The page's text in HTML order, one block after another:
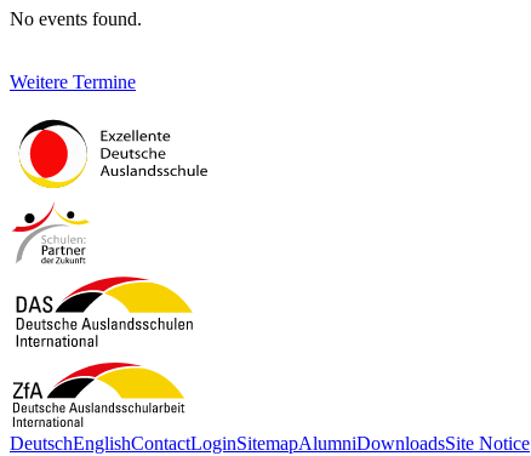
No events found.
Weitere Termine
DeutschEnglishContactLoginSitemapAlumniDownloadsSite Notice